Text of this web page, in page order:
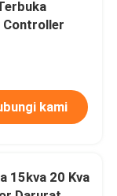
Controller
kami
15kva 20 Kva